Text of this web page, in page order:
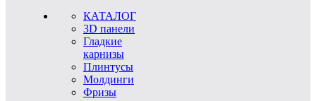
КАТАЛОГ
3D панели
Гладкие
карнизы
Плинтусы
Молдинги
Фризы